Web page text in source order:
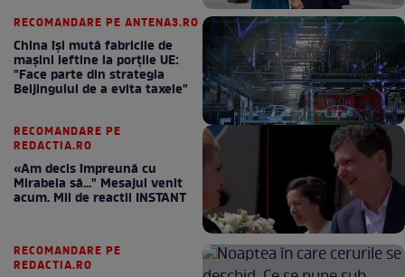
RECOMANDARE PE ANTENA3.RO
China își mută fabricile de
mașini ieftine la porțile UE:
"Face parte din strategia
Beijingului de a evita taxele"
RECOMANDARE PE
REDACTIA.RO
«Am decis împreună cu
Mirabela să..." Mesajul venit
acum. Mii de reactii INSTANT
RECOMANDARE PE
REDACTIA.RO